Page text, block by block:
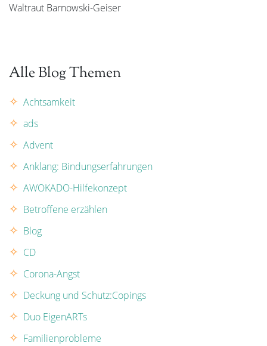
Waltraut Barnowski-Geiser
Alle Blog Themen
Achtsamkeit
ads
Advent
Anklang: Bindungserfahrungen
AWOKADO-Hilfekonzept
Betroffene erzählen
Blog
CD
Corona-Angst
Deckung und Schutz:Copings
Duo EigenARTs
Familienprobleme